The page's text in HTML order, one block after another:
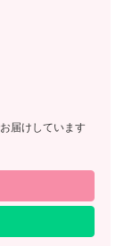
届けしています